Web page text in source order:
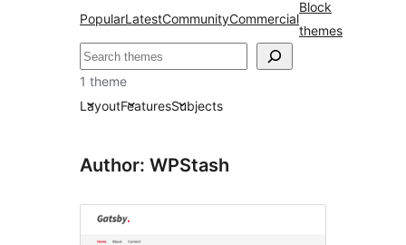
PopularLatestCommunityCommercial
Block
themes
खोजें
1 theme
LayoutFeaturesSubjects
Author: WPStash